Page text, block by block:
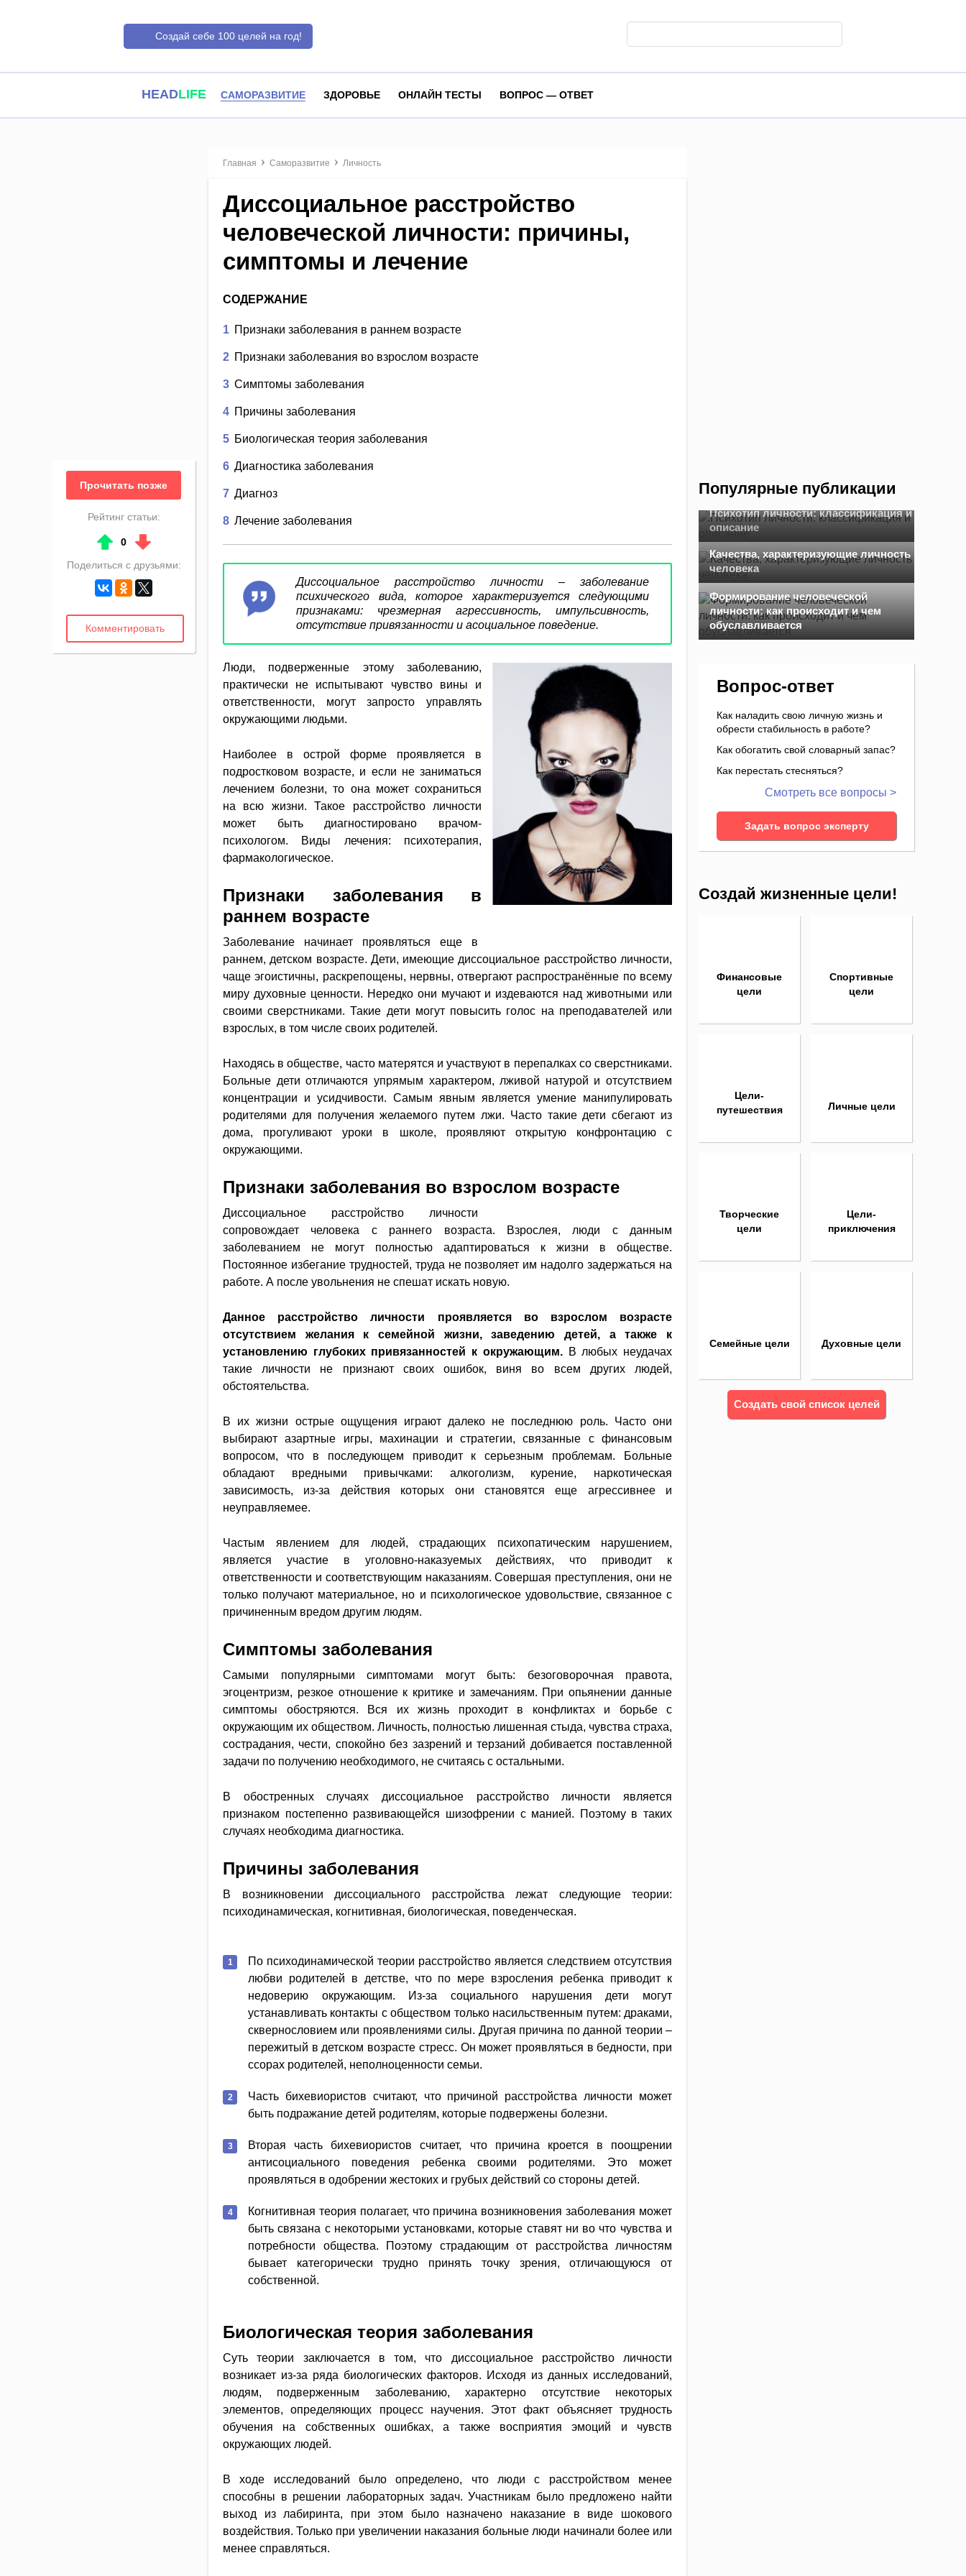
Создай себе 100 целей на год!
HEADLIFE САМОРАЗВИТИЕ ЗДОРОВЬЕ ОНЛАЙН ТЕСТЫ ВОПРОС — ОТВЕТ
Главная Саморазвитие Личность
Диссоциальное расстройство
человеческой личности: причины,
симптомы и лечение
СОДЕРЖАНИЕ
1 Признаки заболевания в раннем возрасте
2 Признаки заболевания во взрослом возрасте
3 Симптомы заболевания
4 Причины заболевания
5 Биологическая теория заболевания
6 Диагностика заболевания
7 Диагноз
8 Лечение заболевания
Диссоциальное расстройство личности – заболевание
психического вида, которое характеризуется следующими
признаками: чрезмерная агрессивность, импульсивность,
отсутствие привязанности и асоциальное поведение.
Люди, подверженные этому заболеванию,
практически не испытывают чувство вины и
ответственности, могут запросто управлять
окружающими людьми.
Наиболее в острой форме проявляется в
подростковом возрасте, и если не заниматься
лечением болезни, то она может сохраниться
на всю жизни. Такое расстройство личности
может быть диагностировано врачом-
психологом. Виды лечения: психотерапия,
фармакологическое.
Признаки заболевания в
раннем возрасте
Заболевание начинает проявляться еще в
раннем, детском возрасте. Дети, имеющие диссоциальное расстройство личности,
чаще эгоистичны, раскрепощены, нервны, отвергают распространённые по всему
миру духовные ценности. Нередко они мучают и издеваются над животными или
своими сверстниками. Такие дети могут повысить голос на преподавателей или
взрослых, в том числе своих родителей.
Находясь в обществе, часто матерятся и участвуют в перепалках со сверстниками.
Больные дети отличаются упрямым характером, лживой натурой и отсутствием
концентрации и усидчивости. Самым явным является умение манипулировать
родителями для получения желаемого путем лжи. Часто такие дети сбегают из
дома, прогуливают уроки в школе, проявляют открытую конфронтацию с
окружающими.
Признаки заболевания во взрослом возрасте
Диссоциальное расстройство личности
сопровождает человека с раннего возраста. Взрослея, люди с данным
заболеванием не могут полностью адаптироваться к жизни в обществе.
Постоянное избегание трудностей, труда не позволяет им надолго задержаться на
работе. А после увольнения не спешат искать новую.
Данное расстройство личности проявляется во взрослом возрасте
отсутствием желания к семейной жизни, заведению детей, а также к
установлению глубоких привязанностей к окружающим.В любых неудачах
такие личности не признают своих ошибок, виня во всем других людей,
обстоятельства.
В их жизни острые ощущения играют далеко не последнюю роль. Часто они
выбирают азартные игры, махинации и стратегии, связанные с финансовым
вопросом, что в последующем приводит к серьезным проблемам. Больные
обладают вредными привычками: алкоголизм, курение, наркотическая
зависимость, из-за действия которых они становятся еще агрессивнее и
неуправляемее.
Частым явлением для людей, страдающих психопатическим нарушением,
является участие в уголовно-наказуемых действиях, что приводит к
ответственности и соответствующим наказаниям. Совершая преступления, они не
только получают материальное, но и психологическое удовольствие, связанное с
причиненным вредом другим людям.
Симптомы заболевания
Самыми популярными симптомами могут быть: безоговорочная правота,
эгоцентризм, резкое отношение к критике и замечаниям. При опьянении данные
симптомы обостряются. Вся их жизнь проходит в конфликтах и борьбе с
окружающим их обществом. Личность, полностью лишенная стыда, чувства страха,
сострадания, чести, спокойно без зазрений и терзаний добивается поставленной
задачи по получению необходимого, не считаясь с остальными.
В обостренных случаях диссоциальное расстройство личности является
признаком постепенно развивающейся шизофрении с манией. Поэтому в таких
случаях необходима диагностика.
Причины заболевания
В возникновении диссоциального расстройства лежат следующие теории:
психодинамическая, когнитивная, биологическая, поведенческая.
По психодинамической теории расстройство является следствием отсутствия
любви родителей в детстве, что по мере взросления ребенка приводит к
недоверию окружающим. Из-за социального нарушения дети могут
устанавливать контакты с обществом только насильственным путем: драками,
сквернословием или проявлениями силы. Другая причина по данной теории –
пережитый в детском возрасте стресс. Он может проявляться в бедности, при
ссорах родителей, неполноценности семьи.
Часть бихевиористов считают, что причиной расстройства личности может
быть подражание детей родителям, которые подвержены болезни.
Вторая часть бихевиористов считает, что причина кроется в поощрении
антисоциального поведения ребенка своими родителями. Это может
проявляться в одобрении жестоких и грубых действий со стороны детей.
Когнитивная теория полагает, что причина возникновения заболевания может
быть связана с некоторыми установками, которые ставят ни во что чувства и
потребности общества. Поэтому страдающим от расстройства личностям
бывает категорически трудно принять точку зрения, отличающуюся от
собственной.
Биологическая теория заболевания
Суть теории заключается в том, что диссоциальное расстройство личности
возникает из-за ряда биологических факторов. Исходя из данных исследований,
людям, подверженным заболеванию, характерно отсутствие некоторых
элементов, определяющих процесс научения. Этот факт объясняет трудность
обучения на собственных ошибках, а также восприятия эмоций и чувств
окружающих людей.
В ходе исследований было определено, что люди с расстройством менее
способны в решении лабораторных задач. Участникам было предложено найти
выход из лабиринта, при этом было назначено наказание в виде шокового
воздействия. Только при увеличении наказания больные люди начинали более или
менее справляться.
Популярные публикации
Психотип личности: классификация и
описание
Качества, характеризующие личность
человека
Формирование человеческой
личности: как происходит и чем
обуславливается
Вопрос-ответ
Как наладить свою личную жизнь и
обрести стабильность в работе?
Как обогатить свой словарный запас?
Как перестать стесняться?
Смотреть все вопросы >
Задать вопрос эксперту
Создай жизненные цели!
Финансовые
цели
Спортивные
цели
Цели-
путешествия
Личные цели
Творческие
цели
Цели-
приключения
Семейные цели Духовные цели
Создать свой список целей
Прочитать позже
Рейтинг статьи:
↑ 0 ↓
Поделиться с друзьями:
Комментировать